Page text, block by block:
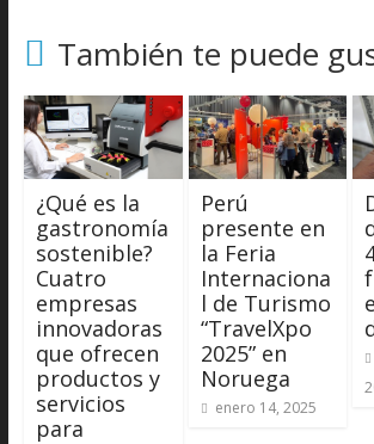
También te puede
¿Qué es la
gastronomía
sostenible?
Cuatro
empresas
innovadoras
que ofrecen
productos y
servicios
para
Perú
presente en
la Feria
Internaciona
l de Turismo
“TravelXpo
2025” en
Noruega
enero 14, 2025